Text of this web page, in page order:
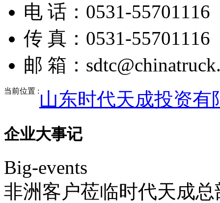
电 话：0531-55701116
传 真：0531-55701116
邮 箱：
当前位置 : 山东时代天成投资有
企业大事记
Big-events
非洲客户莅临时代天成